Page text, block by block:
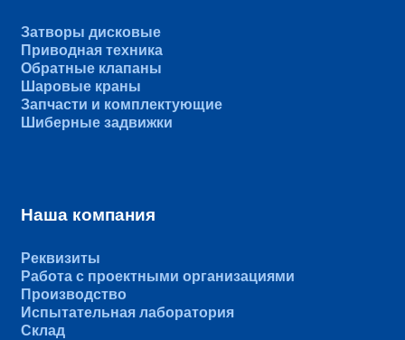
Затворы дисковые
Приводная техника
Обратные клапаны
Шаровые краны
Запчасти и комплектующие
Шиберные задвижки
Наша компания
Реквизиты
Работа с проектными организациями
Производство
Испытательная лаборатория
Склад